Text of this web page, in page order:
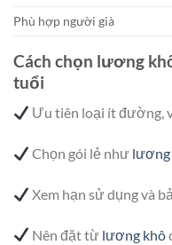
Phù hợp người già
Cách chọn lương
tuổi
Ưu tiên loại ít đường,
Chọn gói lẻ như lương
Xem hạn sử dụng và
Nên đặt từ lương khô